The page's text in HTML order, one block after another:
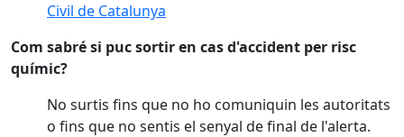
Civil de Catalunya
Com sabré si puc sortir en cas d'accident per risc
químic?
No surtis fins que no ho comuniquin les autoritats
o fins que no sentis el senyal de final de l'alerta.